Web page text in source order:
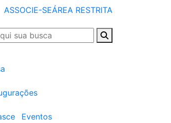
ASSOCIE-SEÁREA RESTRITA
Eventos